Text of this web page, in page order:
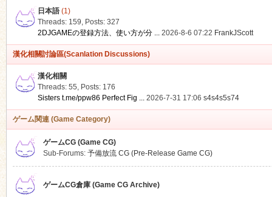
日本語(1)
Threads: 159, Posts: 327
2DJGAMEの登録方法、使い方が分 ... 2026-8-6 07:22 FrankJScott
漢化相關討論區(Scanlation Discussions)
漢化相關
Threads: 55, Posts: 176
Sisters t.me/ppw86 Perfect Fig ... 2026-7-31 17:06 s4s4s5s74
ゲーム関連 (Game Category)
ゲームCG (Game CG)
Sub-Forums: 予備放流 CG (Pre-Release Game CG)
ゲームCG倉庫 (Game CG Archive)